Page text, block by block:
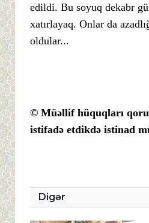
edildi. Bu soyuq dekabr
xatırlayaq. Onlar da
oldular...
© Müəllif hüquqları
istifadə etdikdə istinad
Digər